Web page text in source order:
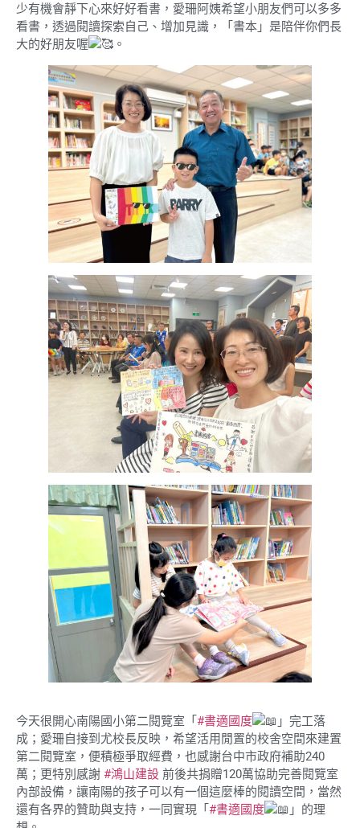
少有機會靜下心來好好看書，愛珊阿姨希望小朋友們可以多多
看書，透過閱讀探索自己、增加見識，「書本」是陪伴你們長
大的好朋友喔
。
今天很開心南陽國小第二閱覽室「 #書適國度
」完工落
成；愛珊自接到尤校長反映，希望活用閒置的校舍空間來建置
第二閱覽室，便積極爭取經費，也感謝台中市政府補助240
萬；更特別感謝 #鴻山建設 前後共捐贈120萬協助完善閱覽室
內部設備，讓南陽的孩子可以有一個這麼棒的閱讀空間，當然
還有各界的贊助與支持，一同實現「 #書適國度
」的理